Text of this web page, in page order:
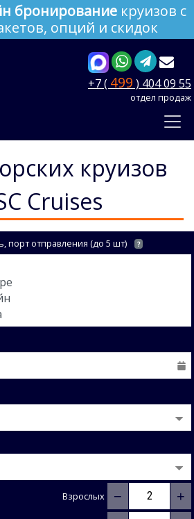
бронирование круизов с
опций и скидок
+7 ( 499 ) 404 09 55
отдел продаж
круизов
Cruises
порт отправления (до 5 шт) ?
Взрослых − +